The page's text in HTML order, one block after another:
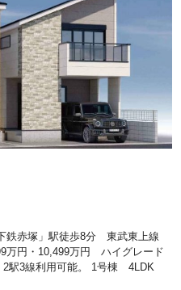
鉄赤塚」駅徒歩8分 東武東上線
万円・10,499万円 ハイグレード
2駅3線利用可能。 1号棟 4LDK